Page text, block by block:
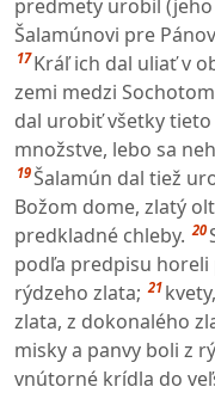
predmety urobil
Šalamúnovi pre
17 Kráľ ich dal uliať v
zemi medzi
dal urobiť všetky
množstve, lebo sa
19Šalamún dal tiež
Božom dome, zlatý
predkladné chleby. 20
podľa predpisu
rýdzeho zlata; 21
zlata, z dokonalého
misky a panvy boli z
vnútorné krídla do